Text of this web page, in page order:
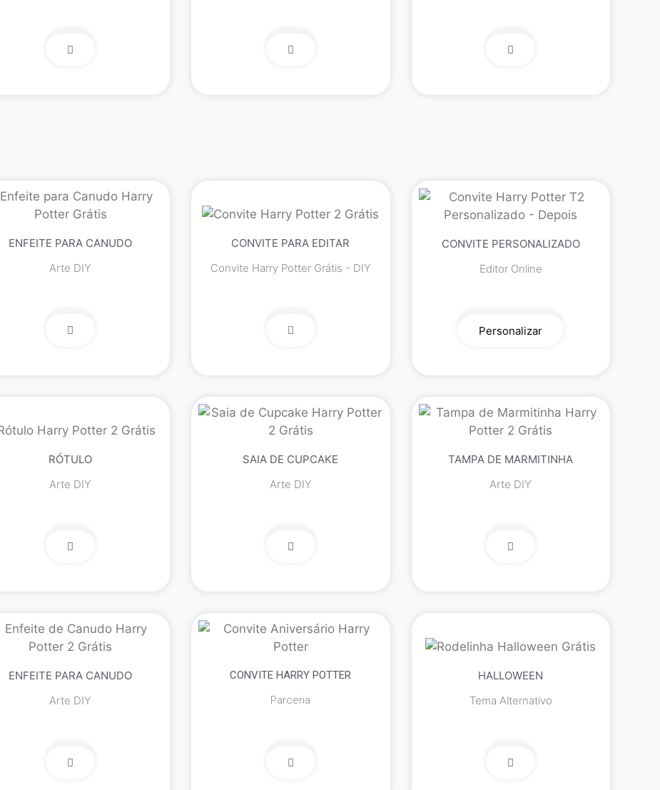
ENFEITE PARA CANUDO
Arte DIY
CONVITE PARA EDITAR
Convite Harry Potter Grátis - DIY
CONVITE PERSONALIZADO
Editor Online
Personalizar
RÓTULO
Arte DIY
SAIA DE CUPCAKE
Arte DIY
TAMPA DE MARMITINHA
Arte DIY
ENFEITE PARA CANUDO
Arte DIY
CONVITE HARRY POTTER
Parceria
HALLOWEEN
Tema Alternativo